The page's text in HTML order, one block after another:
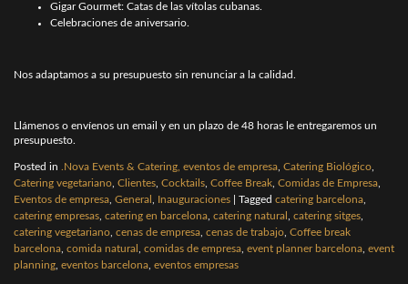
Gigar Gourmet: Catas de las vítolas cubanas.
Celebraciones de aniversario.
Nos adaptamos a su presupuesto sin renunciar a la calidad.
Llámenos o envíenos un email y en un plazo de 48 horas le entregaremos un
presupuesto.
Posted in .Nova Events & Catering, eventos de empresa, Catering Biológico,
Catering vegetariano, Clientes, Cocktails, Coffee Break, Comidas de Empresa,
Eventos de empresa, General , Inauguraciones Tagged catering barcelona,
catering empresas, catering en barcelona, catering natural , catering sitges,
catering vegetariano, cenas de empresa, cenas de trabajo, Coffee break
barcelona, comida natural , comidas de empresa, event planner barcelona, event
planning, eventos barcelona, eventos empresas